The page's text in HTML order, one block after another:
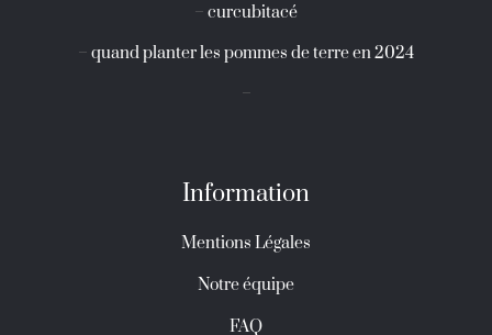
– curcubitacé
– quand planter les pommes de terre en 2024
–
Information
Mentions Légales
Notre équipe
FAQ